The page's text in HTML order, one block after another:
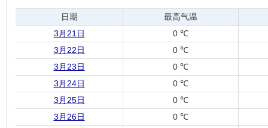
日期
最高气温
3月21日
0 ℃
3月22日
0 ℃
3月23日
0 ℃
3月24日
0 ℃
3月25日
0 ℃
3月26日
0 ℃